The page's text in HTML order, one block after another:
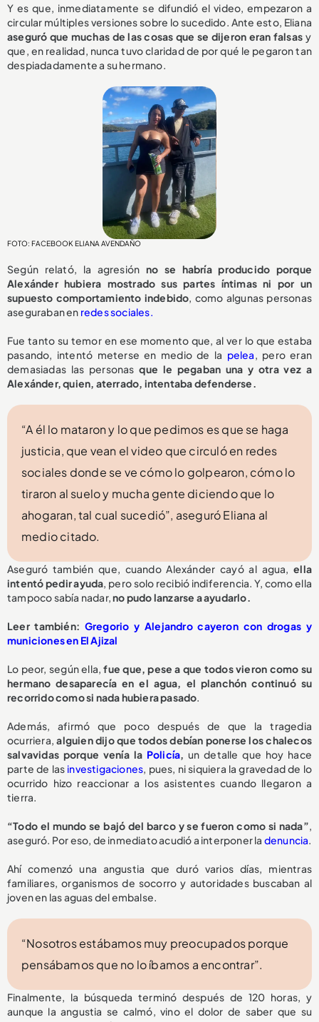
Y es que, inmediatamente se difundió el video, empezaron a
circular múltiples versiones sobre lo sucedido. Ante esto, Eliana
aseguró que muchas de las cosas que se dijeron eran falsas y
que, en realidad, nunca tuvo claridad de por qué le pegaron tan
despiadadamente a su hermano.
FOTO: FACEBOOK ELIANA AVENDAÑO
Según relató, la agresión no se habría producido porque
Alexánder hubiera mostrado sus partes íntimas ni por un
supuesto comportamiento indebido, como algunas personas
aseguraban en redes sociales.
Fue tanto su temor en ese momento que, al ver lo que estaba
pasando, intentó meterse en medio de la pelea, pero eran
demasiadas las personas que le pegaban una y otra vez a
Alexánder, quien, aterrado, intentaba defenderse.
“A él lo mataron y lo que pedimos es que se haga
justicia, que vean el video que circuló en redes
sociales donde se ve cómo lo golpearon, cómo lo
tiraron al suelo y mucha gente diciendo que lo
ahogaran, tal cual sucedió”, aseguró Eliana al
medio citado.
Aseguró también que, cuando Alexánder cayó al agua, ella
intentó pedir ayuda, pero solo recibió indiferencia. Y, como ella
tampoco sabía nadar,no pudo lanzarse a ayudarlo.
Leer también: Gregorio y Alejandro cayeron con drogas y
municiones en El Ajizal
Lo peor, según ella, fue que, pese a que todos vieron como su
hermano desaparecía en el agua, el planchón continuó su
recorrido como si nada hubiera pasado.
Además, afirmó que poco después de que la tragedia
ocurriera,alguien dijo que todos debían ponerse los chalecos
salvavidas porque venía la Policía, un detalle que hoy hace
parte de las investigaciones, pues, ni siquiera la gravedad de lo
ocurrido hizo reaccionar a los asistentes cuando llegaron a
tierra.
“Todo el mundo se bajó del barco y se fueron como si nada”,
aseguró. Por eso, de inmediato acudió a interponer la denuncia.
Ahí comenzó una angustia que duró varios días, mientras
familiares, organismos de socorro y autoridades buscaban al
joven en las aguas del embalse.
“Nosotros estábamos muy preocupados porque
pensábamos que no lo íbamos a encontrar”.
Finalmente, la búsqueda terminó después de 120 horas, y
aunque la angustia se calmó, vino el dolor de saber que su